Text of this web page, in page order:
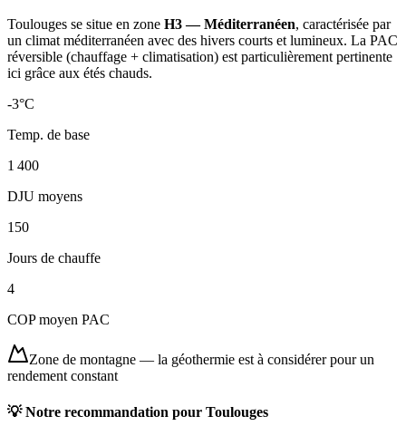
Toulouges se situe en zone H3 — Méditerranéen, caractérisée par
un climat méditerranéen avec des hivers courts et lumineux. La PAC
réversible (chauffage + climatisation) est particulièrement pertinente
ici grâce aux étés chauds.
-3°C
Temp. de base
1 400
DJU moyens
150
Jours de chauffe
4
COP moyen PAC
Zone de montagne — la géothermie est à considérer pour un
rendement constant
💡 Notre recommandation pour Toulouges